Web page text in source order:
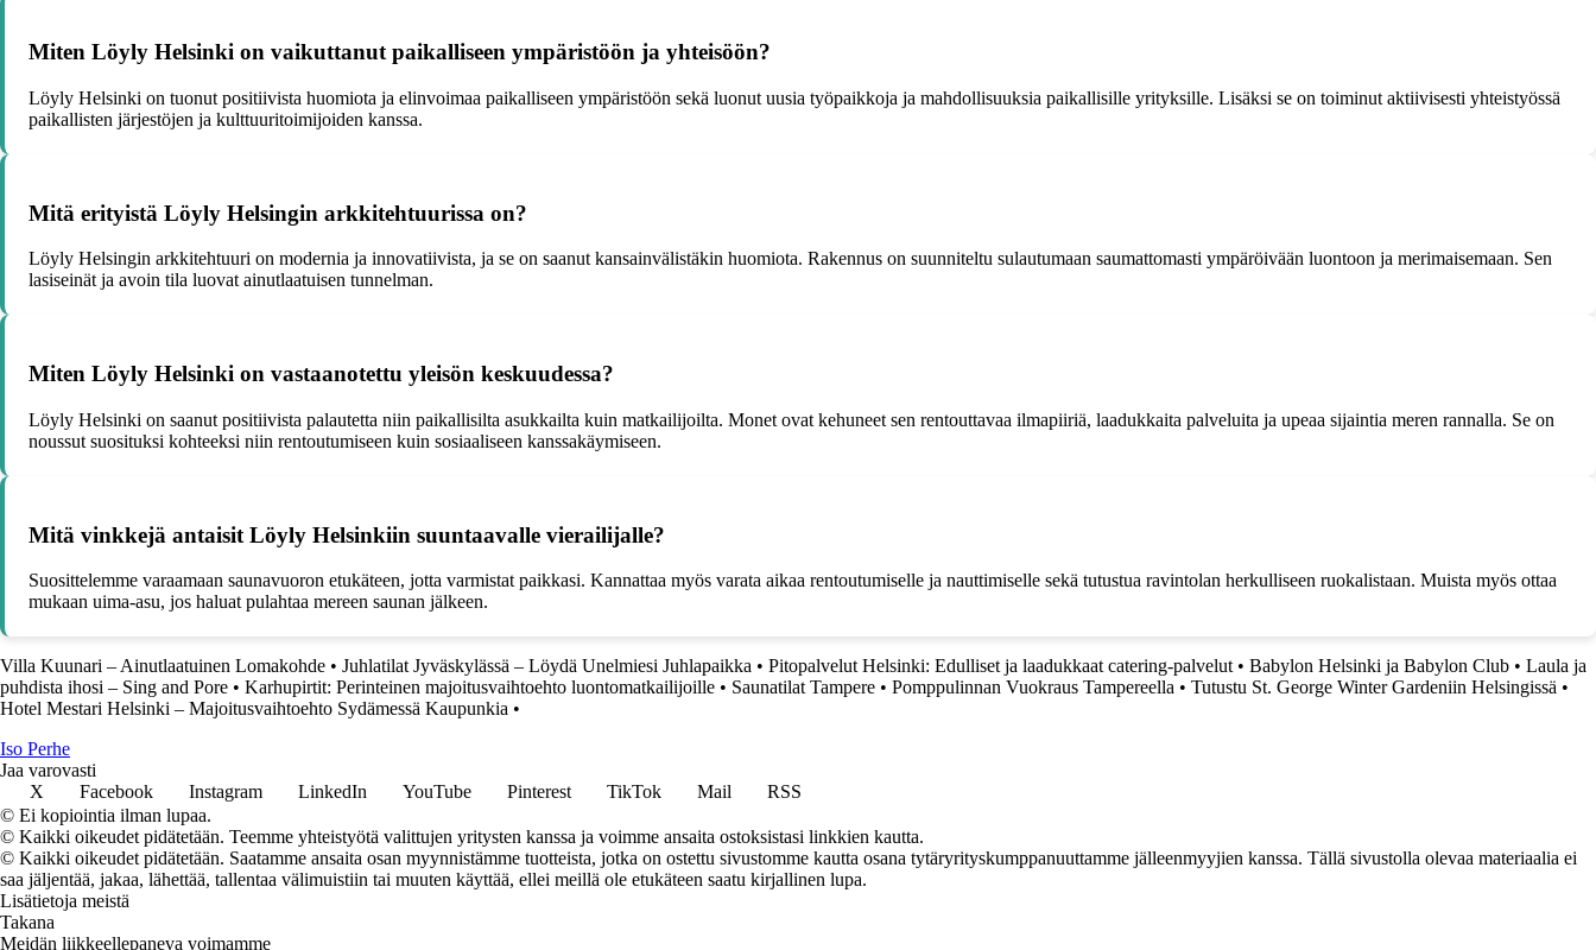
Miten Löyly Helsinki on vaikuttanut paikalliseen ympäristöön ja yhteisöön?
Löyly Helsinki on tuonut positiivista huomiota ja elinvoimaa paikalliseen ympäristöön sekä luonut uusia työpaikkoja ja mahdollisuuksia paikallisille yrityksille. Lisäksi se on toiminut aktiivisesti yhteistyössä
paikallisten järjestöjen ja kulttuuritoimijoiden kanssa.
Mitä erityistä Löyly Helsingin arkkitehtuurissa on?
Löyly Helsingin arkkitehtuuri on modernia ja innovatiivista, ja se on saanut kansainvälistäkin huomiota. Rakennus on suunniteltu sulautumaan saumattomasti ympäröivään luontoon ja merimaisemaan. Sen
lasiseinät ja avoin tila luovat ainutlaatuisen tunnelman.
Miten Löyly Helsinki on vastaanotettu yleisön keskuudessa?
Löyly Helsinki on saanut positiivista palautetta niin paikallisilta asukkailta kuin matkailijoilta. Monet ovat kehuneet sen rentouttavaa ilmapiiriä, laadukkaita palveluita ja upeaa sijaintia meren rannalla. Se on
noussut suosituksi kohteeksi niin rentoutumiseen kuin sosiaaliseen kanssakäymiseen.
Mitä vinkkejä antaisit Löyly Helsinkiin suuntaavalle vierailijalle?
Suosittelemme varaamaan saunavuoron etukäteen, jotta varmistat paikkasi. Kannattaa myös varata aikaa rentoutumiselle ja nauttimiselle sekä tutustua ravintolan herkulliseen ruokalistaan. Muista myös ottaa
mukaan uima-asu, jos haluat pulahtaa mereen saunan jälkeen.
Villa Kuunari – Ainutlaatuinen Lomakohde • Juhlatilat Jyväskylässä – Löydä Unelmiesi Juhlapaikka • Pitopalvelut Helsinki: Edulliset ja laadukkaat catering-palvelut • Babylon Helsinki ja Babylon Club • Laula ja
puhdista ihosi – Sing and Pore • Karhupirtit: Perinteinen majoitusvaihtoehto luontomatkailijoille • Saunatilat Tampere • Pomppulinnan Vuokraus Tampereella • Tutustu St. George Winter Gardeniin Helsingissä •
Hotel Mestari Helsinki – Majoitusvaihtoehto Sydämessä Kaupunkia •
Iso Perhe
Jaa varovasti
X
Facebook Instagram LinkedIn YouTube Pinterest TikTok Mail
RSS
© Ei kopiointia ilman lupaa.
© Kaikki oikeudet pidätetään. Teemme yhteistyötä valittujen yritysten kanssa ja voimme ansaita ostoksistasi linkkien kautta.
© Kaikki oikeudet pidätetään. Saatamme ansaita osan myynnistämme tuotteista, jotka on ostettu sivustomme kautta osana tytäryrityskumppanuuttamme jälleenmyyjien kanssa. Tällä sivustolla olevaa materiaalia ei
saa jäljentää, jakaa, lähettää, tallentaa välimuistiin tai muuten käyttää, ellei meillä ole etukäteen saatu kirjallinen lupa.
Lisätietoja meistä
Takana
Meidän liikkeellepaneva voimamme